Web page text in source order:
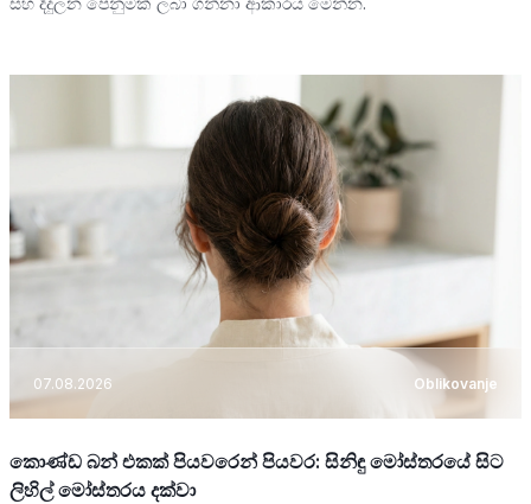
07.08.2026 Oblikovanje
කොණ්ඩ බන් එකක් පියවරෙන් පියවර: සිනිඳු මෝස්තරයේ සිට
ලිහිල් මෝස්තරය දක්වා